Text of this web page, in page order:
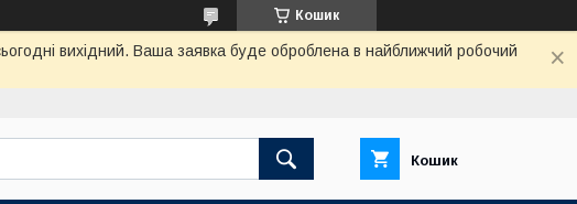
Кошик
вихідний. Ваша заявка буде оброблена в найближчий робочий
Кошик